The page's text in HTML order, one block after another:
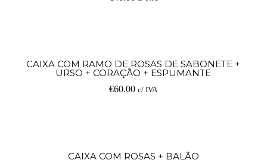
CAIXA COM RAMO DE ROSAS DE SABONETE +
URSO + CORAÇÃO + ESPUMANTE
€60.00 c/ IVA
CAIXA COM ROSAS + BALÃO